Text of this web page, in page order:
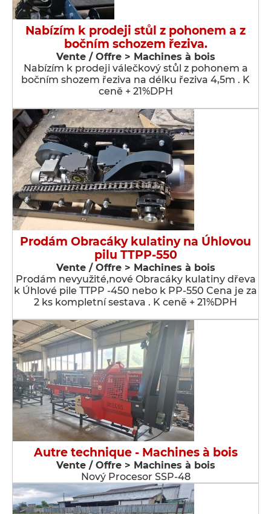
Nabízím k prodeji stůl z pohonem a z
bočním schozem řeziva.
Vente / Offre > Machines à bois
Nabízím k prodeji válečkový stůl z pohonem a
bočním shozem řeziva na délku řeziva 4,5m . K
ceně + 21%DPH
Prodám Obracáky kulatiny na Úhlovou
pilu TTPP-550
Vente / Offre > Machines à bois
Prodám nevyužité,nové Obracáky kulatiny dřeva
k Úhlové pile TTPP -450 nebo k PP-550 Cena je za
2 ks kompletní sestava . K ceně + 21%DPH
Autre technique - Machines à bois
Vente / Offre > Machines à bois
Nový Procesor SSP-48